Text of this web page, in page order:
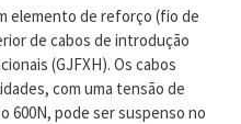
elemento de reforço (fio de
de cabos de introdução
(GJFXH). Os cabos
com uma tensão de
600N, pode ser suspenso no